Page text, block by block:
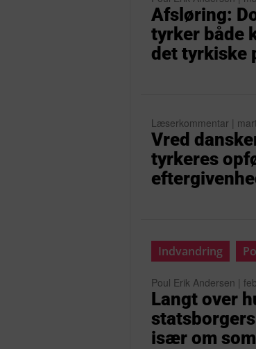
Afsløring:
tyrker både
det tyrkiske
Læserkommentar |
Vred
tyrkeres
Indvandring
Poul Erik Andersen |
Langt over
især om